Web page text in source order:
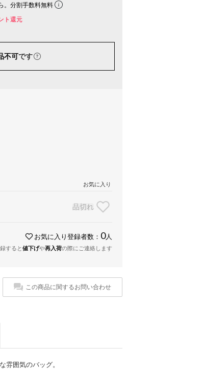
。分割手数料無料
ト還元
不可です
お気に入り
品切れ
お気に入り登録者数： 0人
すると値下げや再入荷の際にご連絡します
この商品に関するお問い合わせ
雰囲気のバッグ。